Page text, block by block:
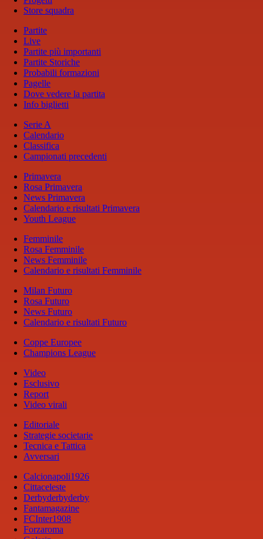
Store squadra
Partite
Live
Partite più importanti
Partite Storiche
Probabili formazioni
Pagelle
Dove vedere la partita
Info biglietti
Serie A
Calendario
Classifica
Campionati precedenti
Primavera
Rosa Primavera
News Primavera
Calendario e risultati Primavera
Youth League
Femminile
Rosa Femminile
News Femminile
Calendario e risultati Femminile
Milan Futuro
Rosa Futuro
News Futuro
Calendario e risultati Futuro
Coppe Europee
Champions League
Video
Esclusivo
Report
Video virali
Editoriale
Strategie societarie
Tecnica e Tattica
Avversari
Calcionapoli1926
Cittaceleste
Derbyderbyderby
Fantamagazine
FCInter1908
Forzaroma